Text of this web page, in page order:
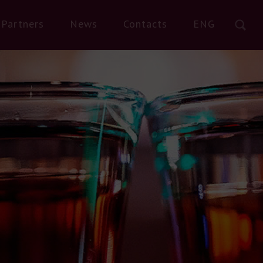
Partners News Contacts ENG